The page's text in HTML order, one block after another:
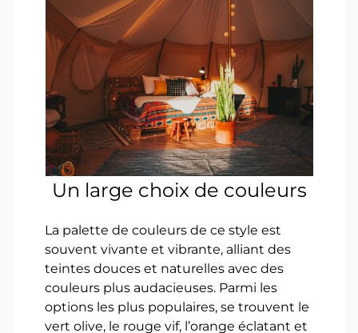
Un large choix de couleurs
La palette de couleurs de ce style est
souvent vivante et vibrante, alliant des
teintes douces et naturelles avec des
couleurs plus audacieuses. Parmi les
options les plus populaires, se trouvent le
vert olive, le rouge vif, l’orange éclatant et